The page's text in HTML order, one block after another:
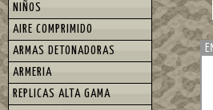
NIÑOS
AIRE COMPRIMIDO
ARMAS DETONADORAS
ARMERIA
REPLICAS ALTA GAMA